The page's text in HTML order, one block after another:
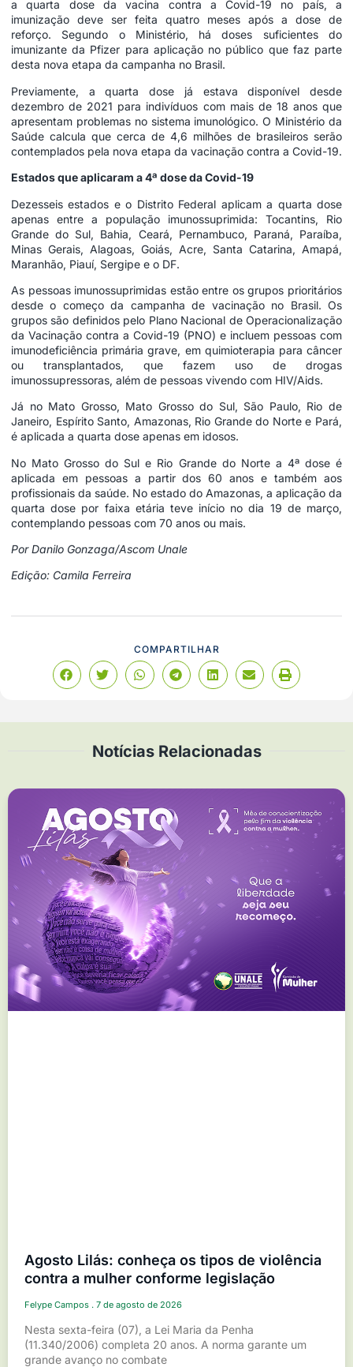
a quarta dose da vacina contra a Covid-19 no país, a
imunização deve ser feita quatro meses após a dose de
reforço. Segundo o Ministério, há doses suficientes do
imunizante da Pfizer para aplicação no público que faz parte
desta nova etapa da campanha no Brasil.
Previamente, a quarta dose já estava disponível desde
dezembro de 2021 para indivíduos com mais de 18 anos que
apresentam problemas no sistema imunológico. O Ministério da
Saúde calcula que cerca de 4,6 milhões de brasileiros serão
contemplados pela nova etapa da vacinação contra a Covid-19.
Estados que aplicaram a 4ª dose da Covid-19
Dezesseis estados e o Distrito Federal aplicam a quarta dose
apenas entre a população imunossuprimida: Tocantins, Rio
Grande do Sul, Bahia, Ceará, Pernambuco, Paraná, Paraíba,
Minas Gerais, Alagoas, Goiás, Acre, Santa Catarina, Amapá,
Maranhão, Piauí, Sergipe e o DF.
As pessoas imunossuprimidas estão entre os grupos prioritários
desde o começo da campanha de vacinação no Brasil. Os
grupos são definidos pelo Plano Nacional de Operacionalização
da Vacinação contra a Covid-19 (PNO) e incluem pessoas com
imunodeficiência primária grave, em quimioterapia para câncer
ou transplantados, que fazem uso de drogas
imunossupressoras, além de pessoas vivendo com HIV/Aids.
Já no Mato Grosso, Mato Grosso do Sul, São Paulo, Rio de
Janeiro, Espírito Santo, Amazonas, Rio Grande do Norte e Pará,
é aplicada a quarta dose apenas em idosos.
No Mato Grosso do Sul e Rio Grande do Norte a 4ª dose é
aplicada em pessoas a partir dos 60 anos e também aos
profissionais da saúde. No estado do Amazonas, a aplicação da
quarta dose por faixa etária teve início no dia 19 de março,
contemplando pessoas com 70 anos ou mais.
Por Danilo Gonzaga/Ascom Unale
Edição: Camila Ferreira
COMPARTILHAR
Notícias Relacionadas
Agosto Lilás: conheça os tipos de violência
contra a mulher conforme legislação
Felype Campos 7 de agosto de 2026
Nesta sexta-feira (07), a Lei Maria da Penha
(11.340/2006) completa 20 anos. A norma garante um
grande avanço no combate